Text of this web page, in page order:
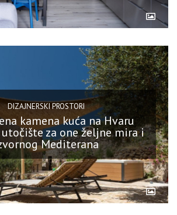
DIZAJNERSKI PROSTORI
kamena kuća na Hvaru
za one željne mira i
Mediterana